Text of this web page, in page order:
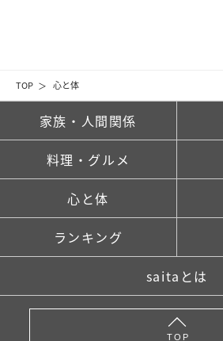
TOP 心と体
家族・人間関係
料理・グルメ
心と体
ランキング
saitaとは
TOP